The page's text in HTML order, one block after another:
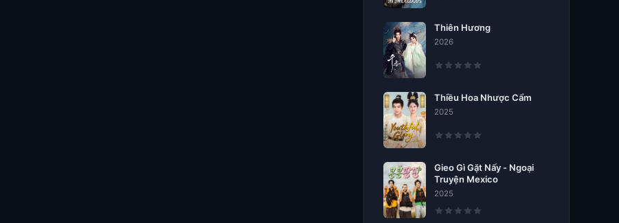
Thiên Hương
2026
Thiều Hoa Nhược Cẩm
2025
Gieo Gì Gặt Nấy - Ngoại
Truyện Mexico
2025